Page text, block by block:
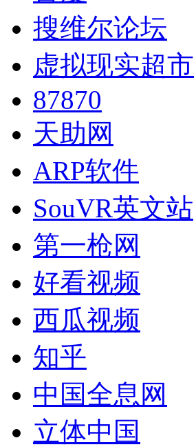
搜维尔论坛
虚拟现实超市
87870
天助网
ARP软件
SouVR英文站
第一枪网
好看视频
西瓜视频
知乎
中国全息网
立体中国